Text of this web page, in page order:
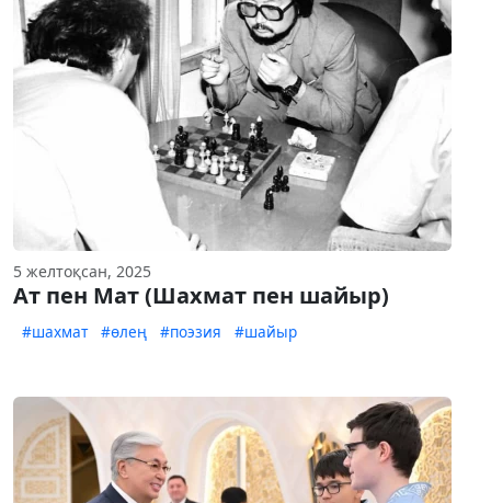
5 желтоқсан, 2025
Ат пен Мат (Шахмат пен шайыр)
#шахмат #өлең #поэзия #шайыр